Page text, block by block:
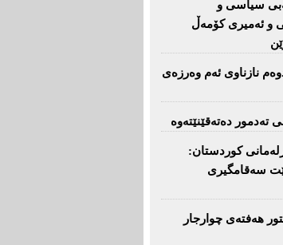
سیاسی‌ و
و ئه‌میری‌ كۆمه‌ڵ
نازناوی ئه‌م وه‌رزه‌ی
تەدمور دەتەقێنێتەوە
كوردستان:
سەقامگیری
هەفتەی چوارجار